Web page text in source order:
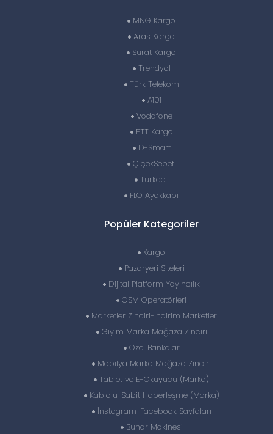
MNG Kargo
Aras Kargo
Sürat Kargo
Trendyol
Türk Telekom
A101
Vodafone
PTT Kargo
D-Smart
ÇiçekSepeti
Turkcell
FLO Ayakkabı
Popüler Kategoriler
Kargo
Pazaryeri Siteleri
Dijital Platform Yayıncılık
GSM Operatörleri
Marketler Zinciri-İndirim Marketler
Giyim Marka Mağaza Zinciri
Özel Bankalar
Mobilya Marka Mağaza Zinciri
Tablet ve E-Okuyucu (Marka)
Kablolu-Sabit Haberleşme (Marka)
İnstagram-Facebook Sayfaları
Buhar Makinesi